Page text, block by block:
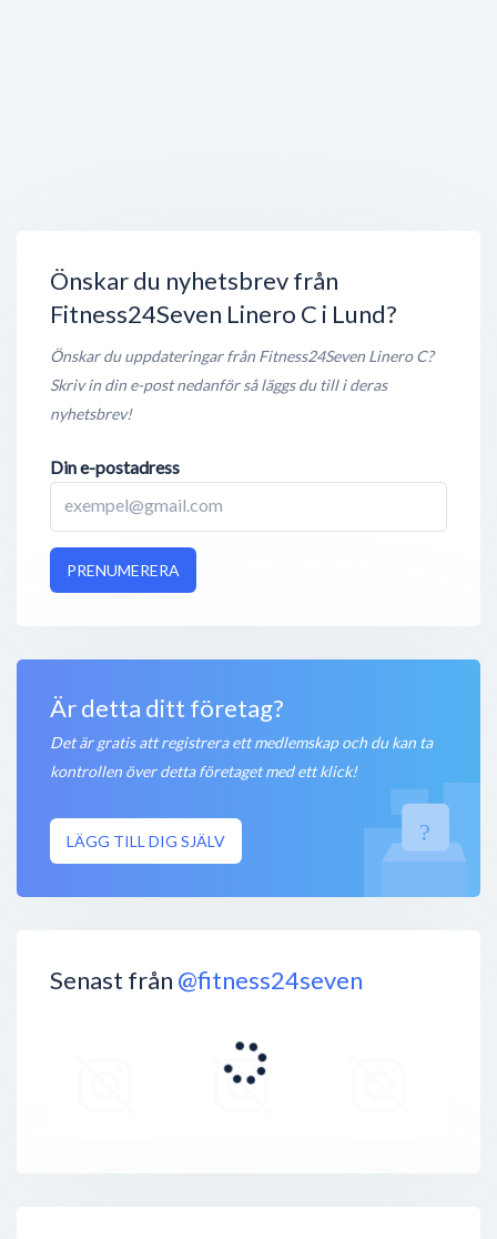
Önskar du nyhetsbrev från
Fitness24Seven Linero C i Lund?
Önskar du uppdateringar från Fitness24Seven Linero C?
Skriv in din e-post nedanför så läggs du till i deras
nyhetsbrev!
Din e-postadress
PRENUMERERA
Är detta ditt företag?
Det är gratis att registrera ett medlemskap och du kan ta
kontrollen över detta företaget med ett klick!
LÄGG TILL DIG SJÄLV
Senast från @fitness24seven